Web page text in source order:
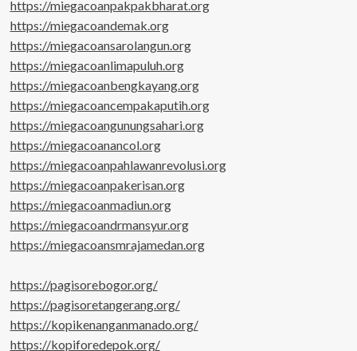
https://miegacoanpakpakbharat.org
https://miegacoandemak.org
https://miegacoansarolangun.org
https://miegacoanlimapuluh.org
https://miegacoanbengkayang.org
https://miegacoancempakaputih.org
https://miegacoangunungsahari.org
https://miegacoanancol.org
https://miegacoanpahlawanrevolusi.org
https://miegacoanpakerisan.org
https://miegacoanmadiun.org
https://miegacoandrmansyur.org
https://miegacoansmrajamedan.org
https://pagisorebogor.org/
https://pagisoretangerang.org/
https://kopikenanganmanado.org/
https://kopiforedepok.org/